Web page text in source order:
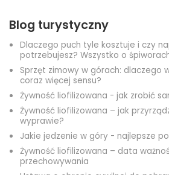
Blog turystyczny
Dlaczego puch tyle kosztuje i czy
potrzebujesz? Wszystko o
Sprzęt zimowy w górach: dlaczego
coraz więcej sensu?
Żywność liofilizowana - jak zrobić
Żywność liofilizowana – jak
wyprawie?
Jakie jedzenie w góry - najlepsze
Żywność liofilizowana – data
przechowywania